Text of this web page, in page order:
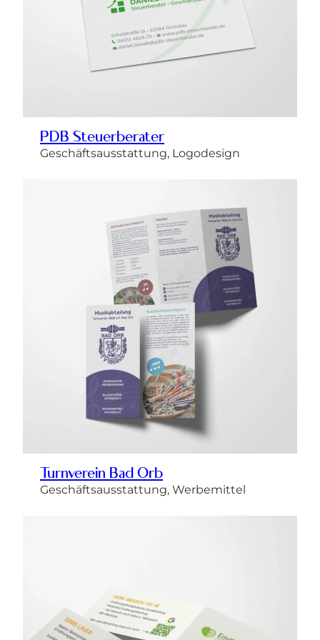
PDB Steuerberater
Geschäftsausstattung, Logodesign
Turnverein Bad Orb
Geschäftsausstattung, Werbemittel